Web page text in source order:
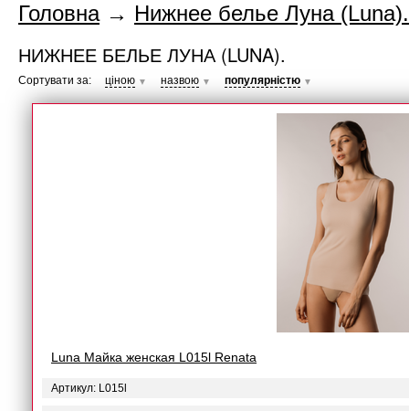
Головна→ Нижнее белье Луна (Luna).
НИЖНЕЕ БЕЛЬЕ ЛУНА (LUNA).
Сортувати за: ціною ▼ назвою ▼ популярністю ▼
Luna Майка женская L015l Renata
Артикул: L015l